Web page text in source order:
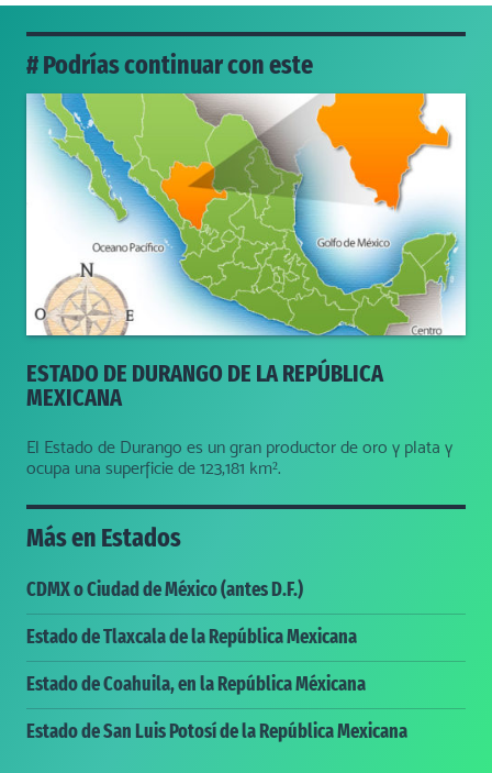
# Podrías continuar con este
ESTADO DE DURANGO DE LA REPÚBLICA
MEXICANA
El Estado de Durango es un gran productor de oro y plata y
ocupa una superficie de 123,181 km².
Más en Estados
CDMX o Ciudad de México (antes D.F.)
Estado de Tlaxcala de la República Mexicana
Estado de Coahuila, en la República Méxicana
Estado de San Luis Potosí de la República Mexicana